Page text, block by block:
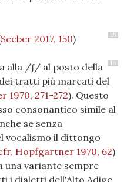
15
Seeber 2017, 150)
16
alla /ʃ/ al posto della
tratti più marcati del
271-272). Questo
consonantico simile al
se senza
vocalismo il dittongo
Hopfgartner 1970, 62)
variante sempre
i dialetti dell'Alto Adige